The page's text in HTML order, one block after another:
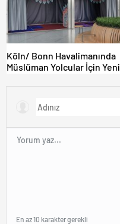
Köln/ Bonn Havalimanında
Müslüman Yolcular İçin Yeni
En az 10 karakter gerekli